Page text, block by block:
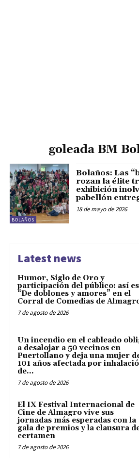
goleada BM
BOLAÑOS
Bolaños: Las
rozan la élite
exhibición
pabellón
18 de mayo de 2026
Latest news
Humor, Siglo de Oro y
participación del público: así es
“De doblones y amores” en el
Corral de Comedias de
7 de agosto de 2026
Un incendio en el cableado
a desalojar a 50 vecinos en
Puertollano y deja una mujer
101 años afectada por
de...
7 de agosto de 2026
El IX Festival Internacional de
Cine de Almagro vive sus
jornadas más esperadas con la
gala de premios y la clausura
certamen
7 de agosto de 2026